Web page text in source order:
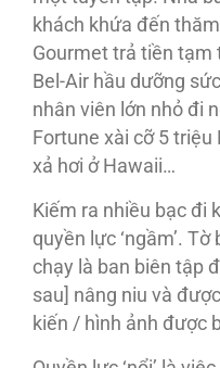
khách khứa đến
Gourmet trả tiền tạm
Bel-Air hầu dưỡng
nhân viên lớn nhỏ đi
Fortune xài cỡ 5
xả hơi ở Hawaii…
Kiếm ra nhiều bạc đi
quyền lực ‘ngầm’.
chạy là ban biên tập
sau] nâng niu và
kiến / hình ảnh được